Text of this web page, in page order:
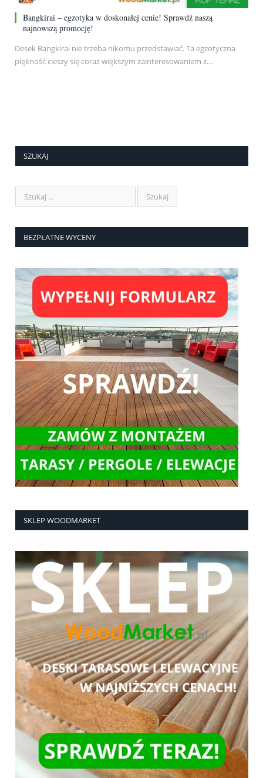
Bangkirai – egzotyka w doskonałej cenie! Sprawdź naszą
najnowszą promocję!
Desek Bangkirai nie trzeba nikomu przedstawiać. Ta egzotyczna
piękność cieszy się coraz większym zainteresowaniem z…
SZUKAJ
BEZPŁATNE WYCENY
SKLEP WOODMARKET